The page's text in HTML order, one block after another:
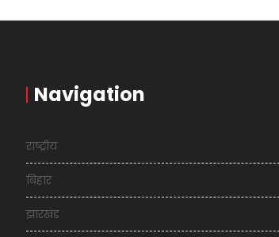
Navigation
राष्ट्रीय
बिहार
झारखंड